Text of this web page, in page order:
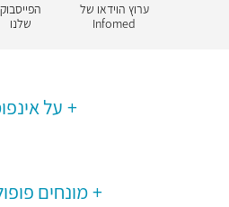
ערוץ הוידאו של
Infomed
הפייסבוק
שלנו
על
מונחים